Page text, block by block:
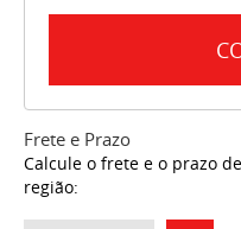
Frete e Prazo
Calcule o frete e o prazo
região: